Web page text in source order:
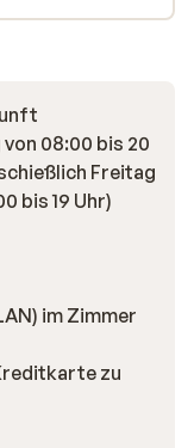
08:00 bis 20
Freitag
bis 19 Uhr)
zu